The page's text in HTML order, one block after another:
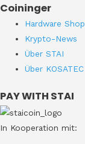
Coininger
Hardware Shop
Krypto-News
Über STAI
Über KOSATEC
PAY WITH STAI
In Kooperation mit: